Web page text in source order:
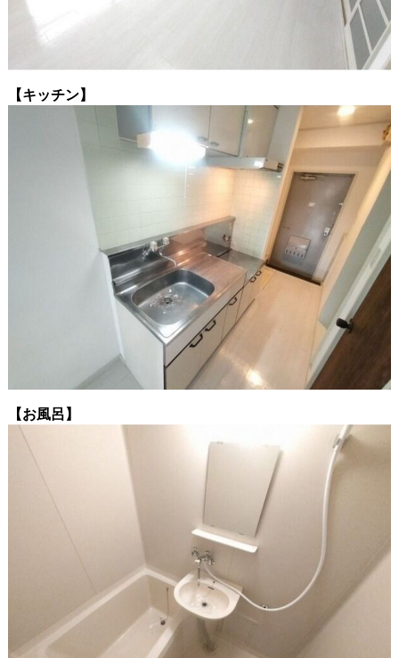
【キッチン】
【お風呂】